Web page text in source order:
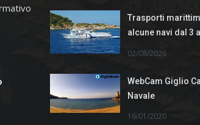
Trasporti
alcune navi dal 3
02/08/2026
WebCam Giglio
Navale
16/01/2020